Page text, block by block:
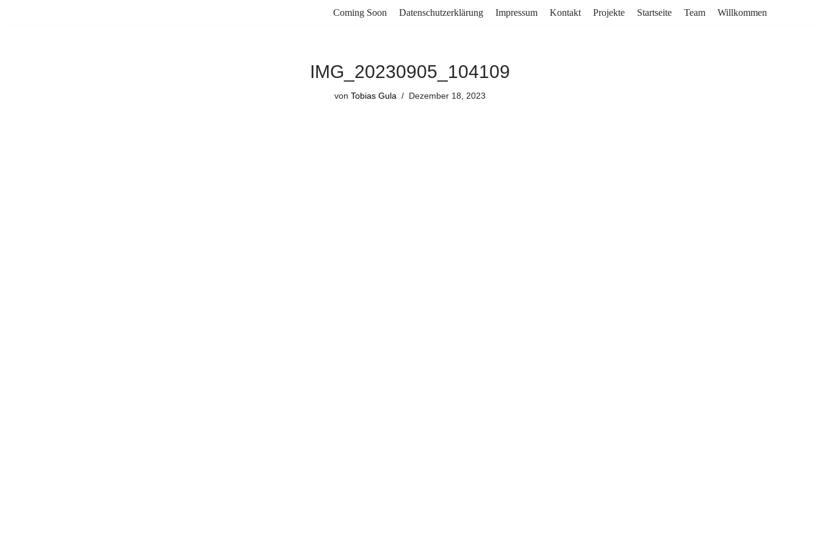
Coming Soon Datenschutzerklärung Impressum Kontakt Projekte Startseite Team Willkommen
IMG_20230905_104109
von Tobias Gula Dezember 18, 2023